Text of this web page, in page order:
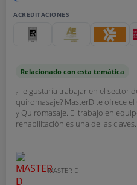
ACREDITACIONES
Relacionado con esta temática
¿Te gustaría trabajar en el sector
quiromasaje? MasterD te ofrece
y Quiromasaje. El trabajo en
rehabilitación es una de las
MASTER D